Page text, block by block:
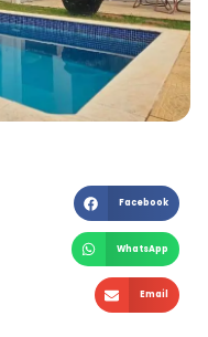
Facebook
WhatsApp
Email